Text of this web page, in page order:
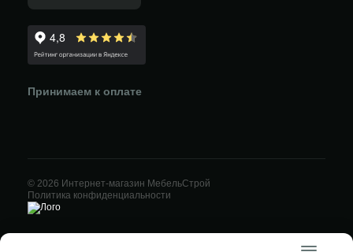
Принимаем к оплате
© 2026 Интернет-магазин МебельСтрой
Политика конфиденциальности